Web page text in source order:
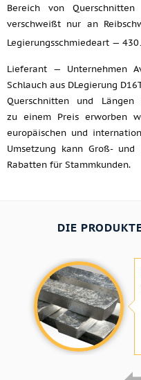
Bereich von
verschweißt nur an
Legierungsschmiedeart —
Lieferant — Unternehmen
Schlauch aus DLegierung
Querschnitten und
zu einem Preis erworben
europäischen und
Umsetzung kann Groß-
Rabatten für Stammkunden.
DIE